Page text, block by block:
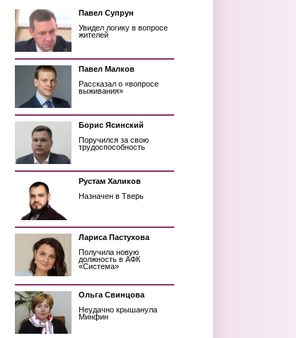
Павел Супрун
Увидел логику в вопросе
жителей
Павел Малков
Рассказал о «вопросе
выживания»
Борис Ясинский
Поручился за свою
трудоспособность
Рустам Халиков
Назначен в Тверь
Лариса Пастухова
Получила новую
должность в АФК
«Система»
Ольга Свинцова
Неудачно крышанула
Минфин